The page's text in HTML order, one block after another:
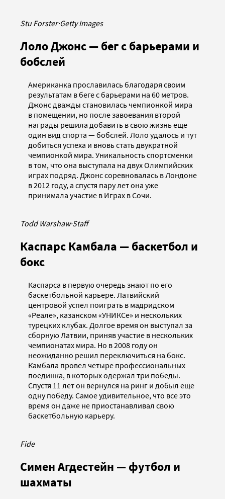
Stu Forster·Getty Images
Лоло Джонс — бег с барьерами и
бобслей
Американка прославилась благодаря своим
результатам в беге с барьерами на 60 метров.
Джонс дважды становилась чемпионкой мира
в помещении, но после завоевания второй
награды решила добавить в свою жизнь еще
один вид спорта — бобслей. Лоло удалось и тут
добиться успеха и вновь стать двукратной
чемпионкой мира. Уникальность спортсменки
в том, что она выступала на двух Олимпийских
играх подряд. Джонс соревновалась в Лондоне
в 2012 году, а спустя пару лет она уже
принимала участие в Играх в Сочи.
Todd Warshaw·Staff
Каспарс Камбала — баскетбол и
бокс
Каспарса в первую очередь знают по его
баскетбольной карьере. Латвийский
центровой успел поиграть в мадридском
«Реале», казанском «УНИКСе» и нескольких
турецких клубах. Долгое время он выступал за
сборную Латвии, приняв участие в нескольких
чемпионатах мира. Но в 2008 году он
неожиданно решил переключиться на бокс.
Камбала провел четыре профессиональных
поединка, в которых одержал три победы.
Спустя 11 лет он вернулся на ринг и добыл еще
одну победу. Самое удивительное, что все это
время он даже не приостанавливал свою
баскетбольную карьеру.
Fide
Симен Агдестейн — футбол и
шахматы